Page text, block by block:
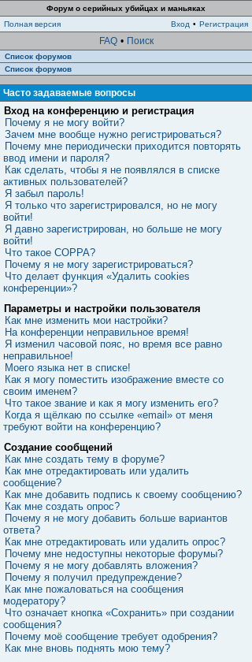
Форум о серийных убийцах и маньяках
Полная версия
Вход • Регистрация
FAQ • Поиск
Список форумов
Список форумов
Часто задаваемые вопросы
Вход на конференцию и регистрация
Почему я не могу войти?
Зачем мне вообще нужно регистрироваться?
Почему мне периодически приходится повторять
ввод имени и пароля?
Как сделать, чтобы я не появлялся в списке
активных пользователей?
Я забыл пароль!
Я только что зарегистрировался, но не могу
войти!
Я давно зарегистрирован, но больше не могу
войти!
Что такое COPPA?
Почему я не могу зарегистрироваться?
Что делает функция «Удалить cookies
конференции»?
Параметры и настройки пользователя
Как мне изменить мои настройки?
На конференции неправильное время!
Я изменил часовой пояс, но время все равно
неправильное!
Моего языка нет в списке!
Как я могу поместить изображение вместе со
своим именем?
Что такое звание и как я могу изменить его?
Когда я щёлкаю по ссылке «email» от меня
требуют войти на конференцию?
Создание сообщений
Как мне создать тему в форуме?
Как мне отредактировать или удалить
сообщение?
Как мне добавить подпись к своему сообщению?
Как мне создать опрос?
Почему я не могу добавить больше вариантов
ответа?
Как мне отредактировать или удалить опрос?
Почему мне недоступны некоторые форумы?
Почему я не могу добавлять вложения?
Почему я получил предупреждение?
Как мне пожаловаться на сообщения
модератору?
Что означает кнопка «Сохранить» при создании
сообщения?
Почему моё сообщение требует одобрения?
Как мне вновь поднять мою тему?